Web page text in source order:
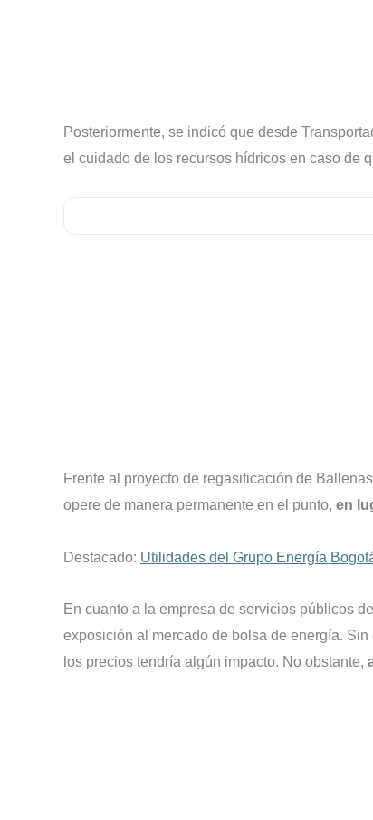
Posteriormente, se indicó que desde
el cuidado de los recursos hídricos en caso de
Frente al proyecto de regasificación de
opere de manera permanente en el punto, en
Destacado: Utilidades del Grupo Energía
En cuanto a la empresa de servicios públicos
exposición al mercado de bolsa de energía.
los precios tendría algún impacto. No obstante,